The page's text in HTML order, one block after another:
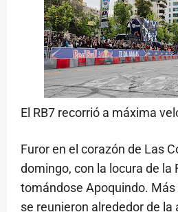
El RB7 recorrió a máxima
Furor en el corazón de Las
domingo, con la locura de la
tomándose Apoquindo.
se reunieron alrededor de la